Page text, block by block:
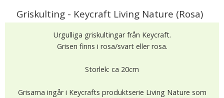
Griskulting - Keycraft Living Nature (Rosa)
Urgulliga griskultingar från Keycraft.
Grisen finns i rosa/svart eller rosa.
Storlek: ca 20cm
Grisarna ingår i Keycrafts produktserie Living Nature som